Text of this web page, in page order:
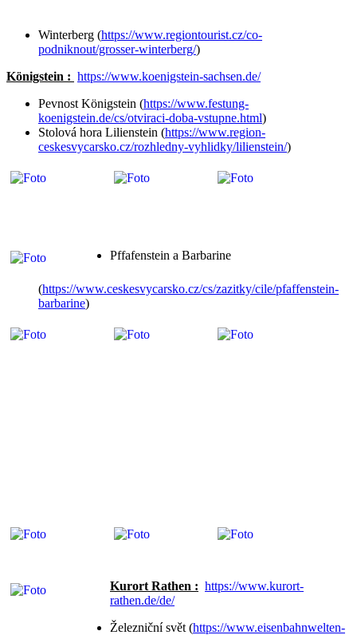
Winterberg (https://www.regiontourist.cz/co-
podniknout/grosser-winterberg/)
Königstein : https://www.koenigstein-sachsen.de/
Pevnost Königstein (https://www.festung-
koenigstein.de/cs/otviraci-doba-vstupne.html)
Stolová hora Lilienstein (https://www.region-
ceskesvycarsko.cz/rozhledny-vyhlidky/lilienstein/)
Pffafenstein a Barbarine
(https://www.ceskesvycarsko.cz/cs/zazitky/cile/pfaffenstein-
barbarine)
Kurort Rathen : https://www.kurort-
rathen.de/de/
Železniční svět (https://www.eisenbahnwelten-